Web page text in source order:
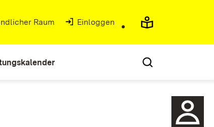
Raum (Öffnet in neuem Fenster)
Einloggen